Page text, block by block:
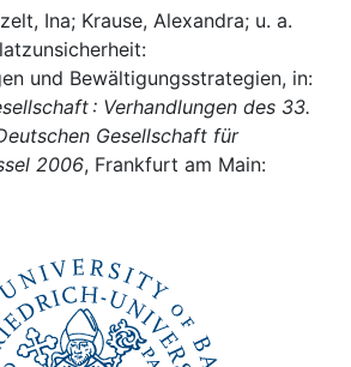
Ina; Krause, Alexandra; u. a.
und Bewältigungsstrategien, in:
: Verhandlungen des 33.
Gesellschaft für
2006, Frankfurt am Main: